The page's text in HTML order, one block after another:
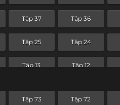
Tập 37 Tập 36
Tập 25 Tập 24
Tập 13 Tập 12
Tập 73 Tập 72